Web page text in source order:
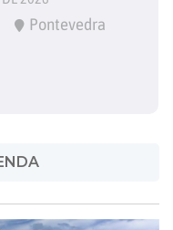
Pontevedra